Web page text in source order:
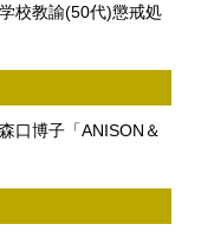
校教諭(50代)懲戒処
口博子「ANISON＆